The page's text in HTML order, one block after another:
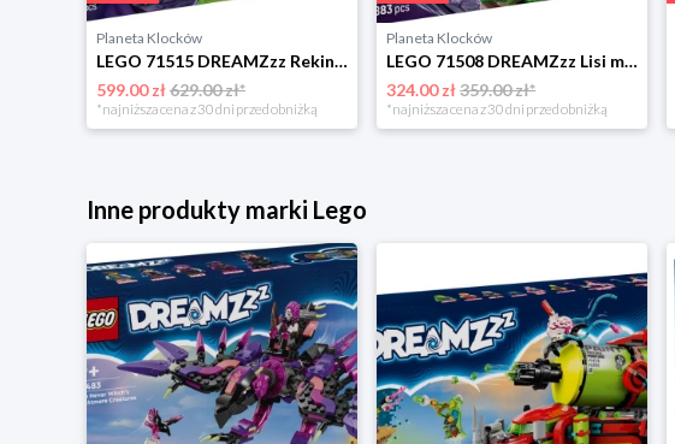
Planeta Klocków
LEGO 71515 DREAMZzz Rekinoczołg tygrysi Lego
599.00 zł629.00 zł*
*najniższa cena z 30 dni przed obniżką
Planeta Klocków
LEGO 71508 DREAMZzz Lisi mech-strażnik Lego
324.00 zł359.00 zł*
*najniższa cena z 30 dni przed obniżką
Inne produkty marki Lego